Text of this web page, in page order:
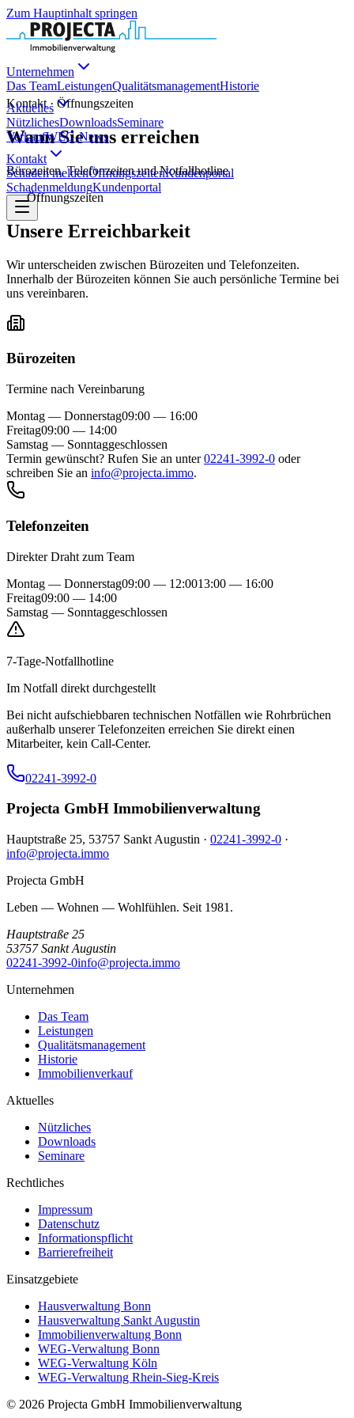
Zum Hauptinhalt springen
Unternehmen
Das TeamLeistungenQualitätsmanagementHistorie
Aktuelles
NützlichesDownloadsSeminare
VerkaufWEG-News
Kontakt
Schaden meldenÖffnungszeitenKundenportal
SchadenmeldungKundenportal
Kontakt · Öffnungszeiten
Wann Sie uns erreichen
Bürozeiten, Telefonzeiten und Notfallhotline
Öffnungszeiten
Unsere Erreichbarkeit
Wir unterscheiden zwischen Bürozeiten und Telefonzeiten.
Innerhalb der Bürozeiten können Sie auch persönliche Termine bei
uns vereinbaren.
Bürozeiten
Termine nach Vereinbarung
Montag — Donnerstag09:00 — 16:00
Freitag09:00 — 14:00
Samstag — Sonntaggeschlossen
Termin gewünscht? Rufen Sie an unter 02241-3992-0 oder
schreiben Sie an info@projecta.immo.
Telefonzeiten
Direkter Draht zum Team
Montag — Donnerstag09:00 — 12:0013:00 — 16:00
Freitag09:00 — 14:00
Samstag — Sonntaggeschlossen
7-Tage-Notfallhotline
Im Notfall direkt durchgestellt
Bei nicht aufschiebbaren technischen Notfällen wie Rohrbrüchen
außerhalb unserer Telefonzeiten erreichen Sie direkt einen
Mitarbeiter, kein Call-Center.
02241-3992-0
Projecta GmbH Immobilienverwaltung
Hauptstraße 25, 53757 Sankt Augustin · 02241-3992-0 ·
info@projecta.immo
Projecta GmbH
Leben — Wohnen — Wohlfühlen. Seit 1981.
Hauptstraße 25
53757 Sankt Augustin
02241-3992-0info@projecta.immo
Unternehmen
Das Team
Leistungen
Qualitätsmanagement
Historie
Immobilienverkauf
Aktuelles
Nützliches
Downloads
Seminare
Rechtliches
Impressum
Datenschutz
Informationspflicht
Barrierefreiheit
Einsatzgebiete
Hausverwaltung Bonn
Hausverwaltung Sankt Augustin
Immobilienverwaltung Bonn
WEG-Verwaltung Bonn
WEG-Verwaltung Köln
WEG-Verwaltung Rhein-Sieg-Kreis
© 2026 Projecta GmbH Immobilienverwaltung